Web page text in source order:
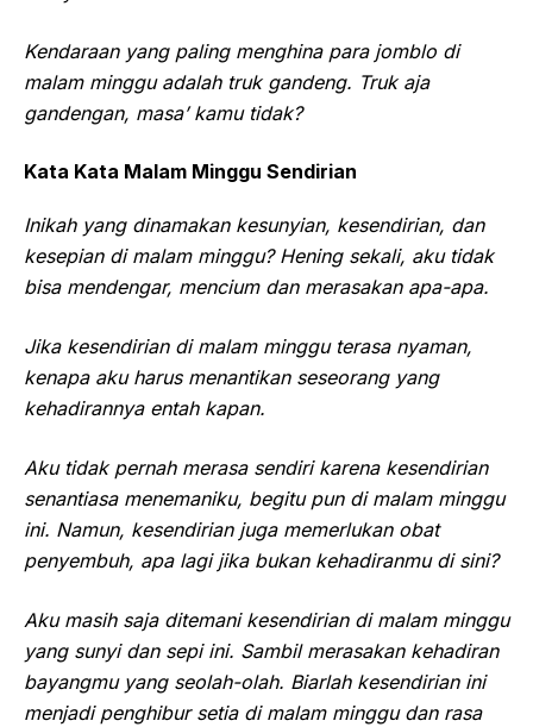
Kendaraan yang paling menghina para jomblo di
malam minggu adalah truk gandeng. Truk aja
gandengan, masa’ kamu tidak?
Kata Kata Malam Minggu Sendirian
Inikah yang dinamakan kesunyian, kesendirian, dan
kesepian di malam minggu? Hening sekali, aku tidak
bisa mendengar, mencium dan merasakan apa-apa.
Jika kesendirian di malam minggu terasa nyaman,
kenapa aku harus menantikan seseorang yang
kehadirannya entah kapan.
Aku tidak pernah merasa sendiri karena kesendirian
senantiasa menemaniku, begitu pun di malam minggu
ini. Namun, kesendirian juga memerlukan obat
penyembuh, apa lagi jika bukan kehadiranmu di sini?
Aku masih saja ditemani kesendirian di malam minggu
yang sunyi dan sepi ini. Sambil merasakan kehadiran
bayangmu yang seolah-olah. Biarlah kesendirian ini
menjadi penghibur setia di malam minggu dan rasa